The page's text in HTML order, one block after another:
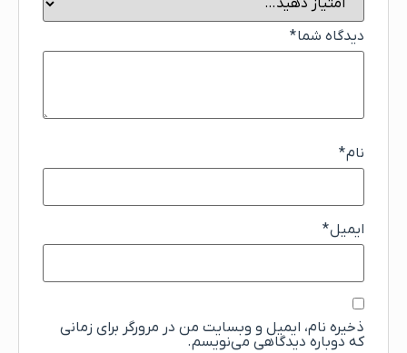
دیدگاه شما*
نام*
ایمیل*
ذخیره نام، ایمیل و وبسایت من در مرورگر برای زمانی
که دوباره دیدگاهی می‌نویسم.